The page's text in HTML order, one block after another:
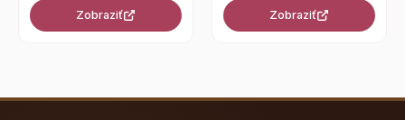
Zobraziť Zobraziť